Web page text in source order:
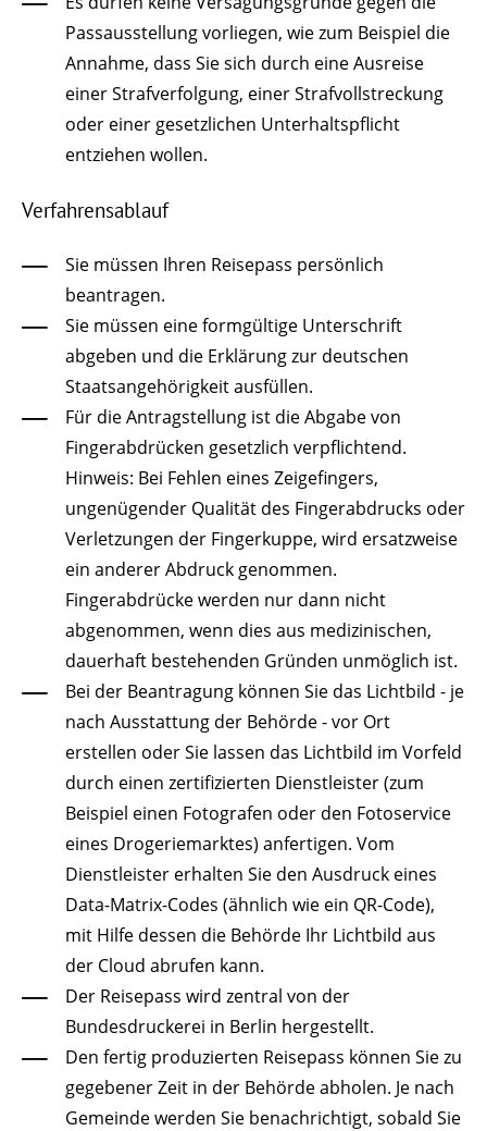
Passausstellung vorliegen, wie zum Beispiel die
Annahme, dass Sie sich durch eine Ausreise
einer Strafverfolgung, einer Strafvollstreckung
oder einer gesetzlichen Unterhaltspflicht
entziehen wollen.
Verfahrensablauf
Sie müssen Ihren Reisepass persönlich
beantragen.
Sie müssen eine formgültige Unterschrift
abgeben und die Erklärung zur deutschen
Staatsangehörigkeit ausfüllen.
Für die Antragstellung ist die Abgabe von
Fingerabdrücken gesetzlich verpflichtend.
Hinweis: Bei Fehlen eines Zeigefingers,
ungenügender Qualität des Fingerabdrucks oder
Verletzungen der Fingerkuppe, wird ersatzweise
ein anderer Abdruck genommen.
Fingerabdrücke werden nur dann nicht
abgenommen, wenn dies aus medizinischen,
dauerhaft bestehenden Gründen unmöglich ist.
Bei der Beantragung können Sie das Lichtbild - je
nach Ausstattung der Behörde - vor Ort
erstellen oder Sie lassen das Lichtbild im Vorfeld
durch einen zertifizierten Dienstleister (zum
Beispiel einen Fotografen oder den Fotoservice
eines Drogeriemarktes) anfertigen. Vom
Dienstleister erhalten Sie den Ausdruck eines
Data-Matrix-Codes (ähnlich wie ein QR-Code),
mit Hilfe dessen die Behörde Ihr Lichtbild aus
der Cloud abrufen kann.
Der Reisepass wird zentral von der
Bundesdruckerei in Berlin hergestellt.
Den fertig produzierten Reisepass können Sie zu
gegebener Zeit in der Behörde abholen. Je nach
Gemeinde werden Sie benachrichtigt, sobald Sie